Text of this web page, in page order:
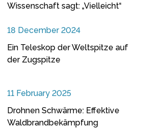
Wissenschaft sagt: „Vielleicht“
18 December 2024
Ein Teleskop der Weltspitze auf
der Zugspitze
11 February 2025
Drohnen Schwärme: Effektive
Waldbrandbekämpfung